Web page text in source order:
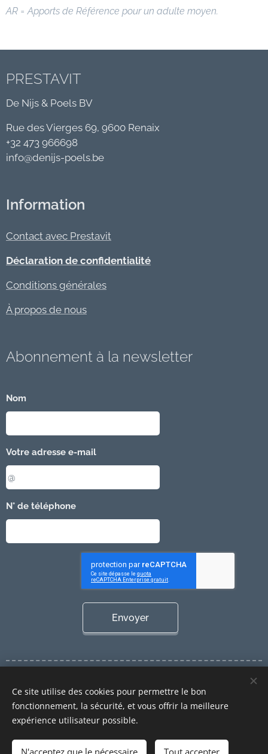
Ajouter au panier
AR = Apports de Référence pour un adulte moyen.
PRESTAVIT
De Nijs & Poels BV
Rue des Vierges 69, 9600 Renaix
+32 473 966698
info@denijs-poels.be
Information
Contact avec Prestavit
Déclaration de confidentialité
Conditions générales
À propos de nous
Abonnement à la newsletter
Nom
Votre adresse e-mail
N° de téléphone
Envoyer
Langues
Nederlands
Français
Ce site utilise des cookies pour permettre le bon
fonctionnement, la sécurité, et vous offrir la meilleure
expérience utilisateur possible.
N'acceptez que le nécessaire Tout accepter